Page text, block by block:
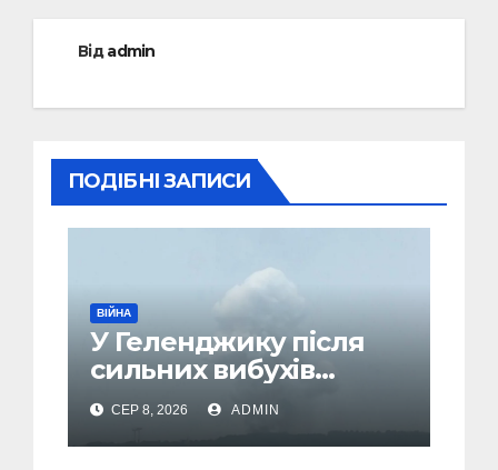
Відadmin
ПОДІБНІ ЗАПИСИ
ВІЙНА
У Геленджику після
сильних вибухів
почалася масова
евакуація
СЕР 8, 2026 ADMIN